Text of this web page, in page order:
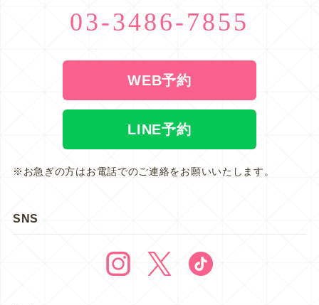
03-3486-7855
WEB予約
LINE予約
※お急ぎの方はお電話でのご連絡をお願いいたします。
SNS